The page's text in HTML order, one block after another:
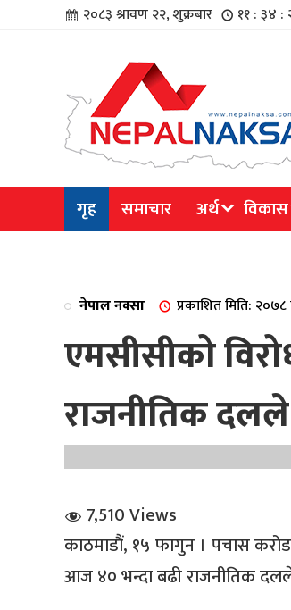
२०८३ श्रावण २२, शुक्रबार ११ : ३४ :
गृह समाचार अर्थ विकास
नेपाल नक्सा प्रकाशित मिति:
एमसीसीको
राजनीतिक दलले
7,510 Views
काठमाडौं, १५ फागुन । पचास
आज ४० भन्दा बढी राजनीतिक दलले